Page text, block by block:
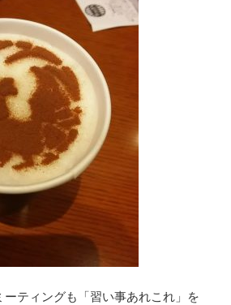
ーティングも「習い事あれこれ」を